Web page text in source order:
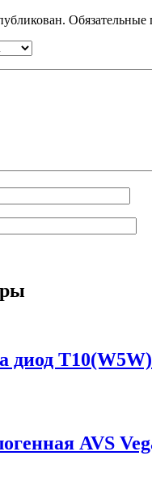
диод
AVS